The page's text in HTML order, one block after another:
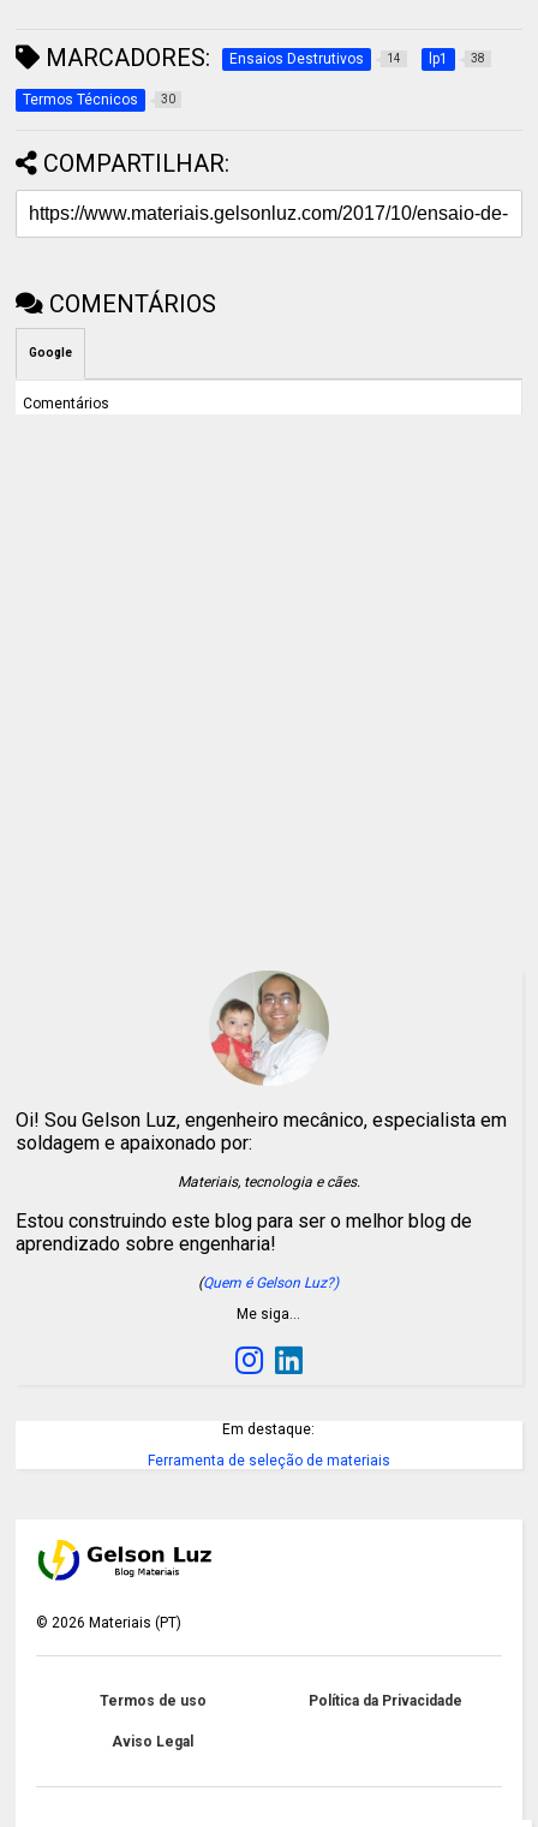
MARCADORES: Ensaios Destrutivos 14 lp1 38
Termos Técnicos 30
COMPARTILHAR:
COMENTÁRIOS
Google
Comentários
Oi! Sou Gelson Luz, engenheiro mecânico, especialista em
soldagem e apaixonado por:
Materiais, tecnologia e cães.
Estou construindo este blog para ser o melhor blog de
aprendizado sobre engenharia!
(Quem é Gelson Luz?)
Me siga…
Em destaque:
Ferramenta de seleção de materiais
©2026 Materiais (PT)
Termos de uso Política da Privacidade
Aviso Legal